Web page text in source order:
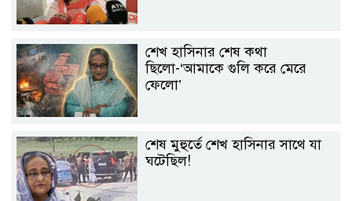
শেখ হাসিনার শেষ কথা
ছিলো-‘আমাকে গুলি করে মেরে
ফেলো’
শেষ মুহুর্তে শেখ হাসিনার সাথে যা
ঘটেছিল!